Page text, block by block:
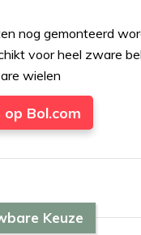
nog gemonteerd
voor heel zware
wielen
op Bol.com
Keuze